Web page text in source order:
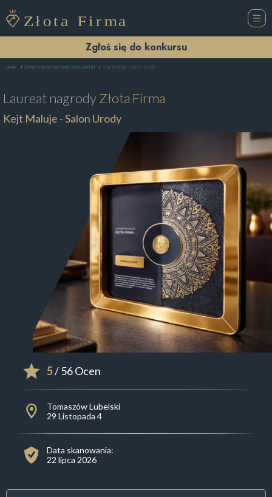
Zgłoś się do konkursu
Home Salon Kosmetyczny Tomaszów Lubelski Kejt Maluje - Salon Urody
Laureat nagrodyZłota Firma
Kejt Maluje - Salon Urody
5/ 56 Ocen
Tomaszów Lubelski
29 Listopada 4
Data skanowania:
22 lipca 2026